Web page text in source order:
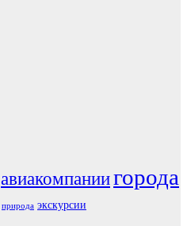
авиакомпаниигорода
природа экскурсии